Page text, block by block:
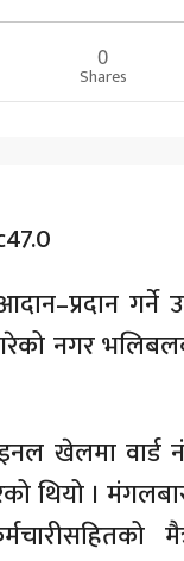
0
Shares
गर्ने
नगर
खेलमा
थियो ।